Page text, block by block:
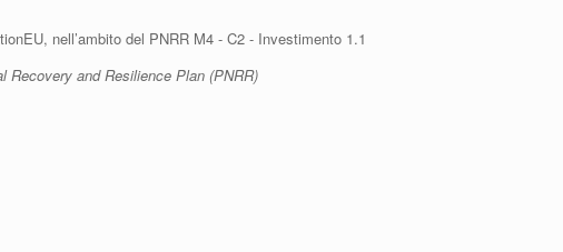
nell’ambito del PNRR M4 - C2 - Investimento 1.1
Recovery and Resilience Plan (PNRR)